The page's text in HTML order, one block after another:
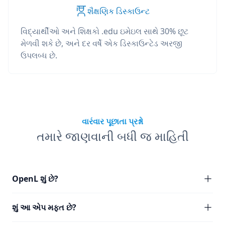
શૈક્ષણિક ડિસ્કાઉન્ટ
વિદ્યાર્થીઓ અને શિક્ષકો .edu ઇમેઇલ સાથે 30% છૂટ
મેળવી શકે છે, અને દર વર્ષે એક ડિસ્કાઉન્ટેડ અરજી
ઉપલબ્ધ છે.
વારંવાર પૂછાતા પ્રશ્નો
તમારે જાણવાની બધી જ માહિતી
OpenL શું છે?
શું આ એપ મફત છે?